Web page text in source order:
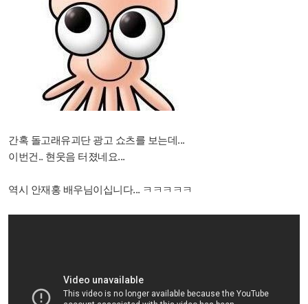
간혹 돌고래유괴단 광고 쇼츠를 보는데...
이번건.. 현웃음 터졌네요...
역시 안재홍 배우님이십니다... ㅋㅋㅋㅋㅋ